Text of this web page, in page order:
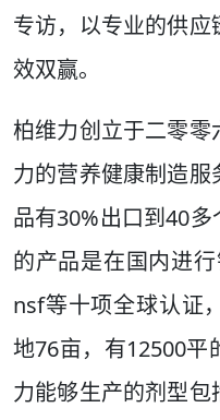
专访，以专业的供
效双赢。
柏维力创立于二零
力的营养健康制造
品有30%出口到40
的产品是在国内进
nsf等十项全球认证
地76亩，有12500平
力能够生产的剂型包